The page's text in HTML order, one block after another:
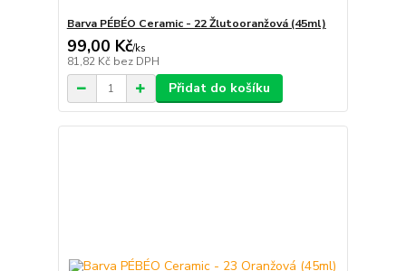
Barva PÉBÉO Ceramic - 22 Žlutooranžová (45ml)
99,00 Kč/ks
81,82 Kč bez DPH
Přidat do košíku